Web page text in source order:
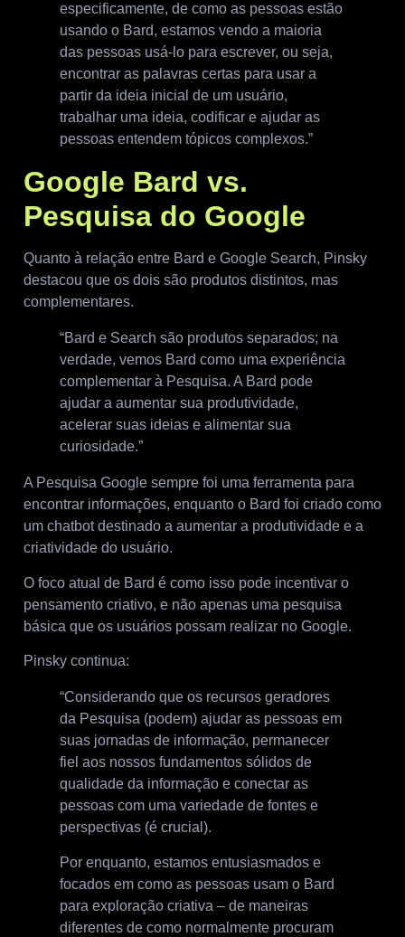
especificamente, de como as pessoas estão
usando o Bard, estamos vendo a maioria
das pessoas usá-lo para escrever, ou seja,
encontrar as palavras certas para usar a
partir da ideia inicial de um usuário,
trabalhar uma ideia, codificar e ajudar as
pessoas entendem tópicos complexos.”
Google Bard vs.
Pesquisa do Google
Quanto à relação entre Bard e Google Search, Pinsky
destacou que os dois são produtos distintos, mas
complementares.
“Bard e Search são produtos separados; na
verdade, vemos Bard como uma experiência
complementar à Pesquisa. A Bard pode
ajudar a aumentar sua produtividade,
acelerar suas ideias e alimentar sua
curiosidade.”
A Pesquisa Google sempre foi uma ferramenta para
encontrar informações, enquanto o Bard foi criado como
um chatbot destinado a aumentar a produtividade e a
criatividade do usuário.
O foco atual de Bard é como isso pode incentivar o
pensamento criativo, e não apenas uma pesquisa
básica que os usuários possam realizar no Google.
Pinsky continua:
“Considerando que os recursos geradores
da Pesquisa (podem) ajudar as pessoas em
suas jornadas de informação, permanecer
fiel aos nossos fundamentos sólidos de
qualidade da informação e conectar as
pessoas com uma variedade de fontes e
perspectivas (é crucial).
Por enquanto, estamos entusiasmados e
focados em como as pessoas usam o Bard
para exploração criativa – de maneiras
diferentes de como normalmente procuram